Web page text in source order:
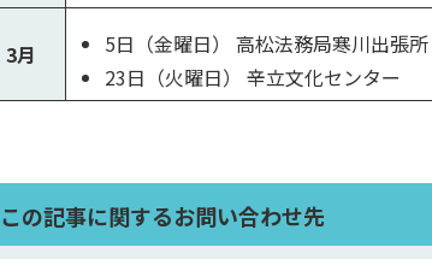
3月
5日（金曜日） 高松法務局寒川出張所
23日（火曜日） 辛立文化センター
この記事に関するお問い合わせ先